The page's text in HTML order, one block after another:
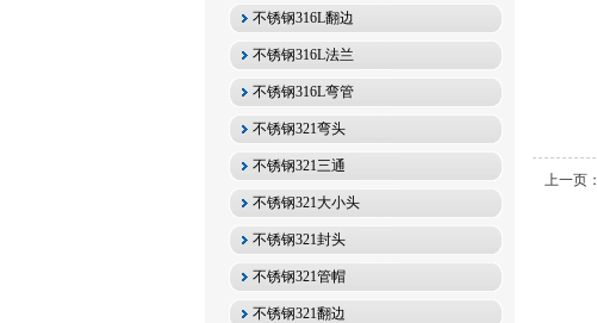
不锈钢316L翻边
不锈钢316L法兰
不锈钢316L弯管
不锈钢321弯头
不锈钢321三通
不锈钢321大小头
不锈钢321封头
不锈钢321管帽
不锈钢321翻边
上一页：